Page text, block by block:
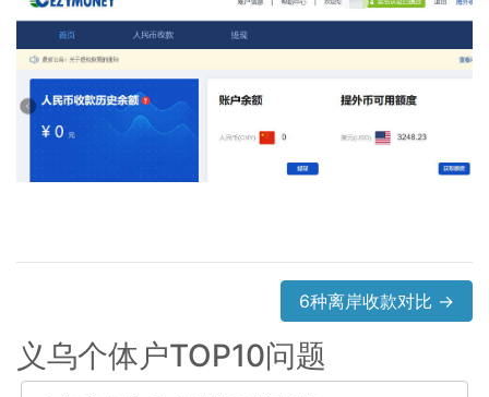
6种离岸收款对比 →
义乌个体户TOP10问题